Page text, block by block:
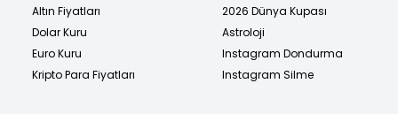
Altın Fiyatları
Dolar Kuru
Euro Kuru
Kripto Para Fiyatları
2026 Dünya Kupası
Astroloji
Instagram Dondurma
Instagram Silme